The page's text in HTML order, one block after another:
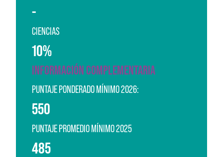
-
CIENCIAS
10%
INFORMACIÓN COMPLEMENTARIA
PUNTAJE PONDERADO MÍNIMO 2026:
550
PUNTAJE PROMEDIO MÍNIMO 2025
485